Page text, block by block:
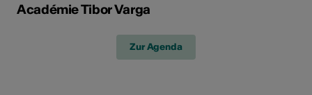
Académie Tibor Varga
Zur Agenda